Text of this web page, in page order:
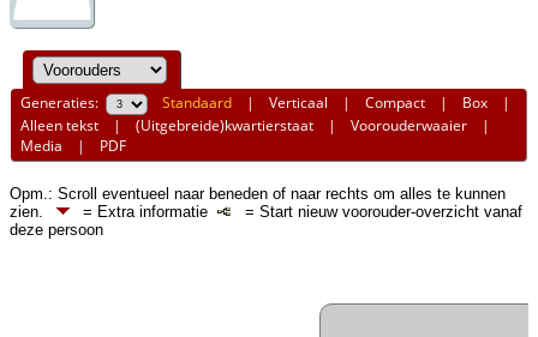
Generaties: Standaard |Verticaal |Compact | Box |
Alleen tekst |(Uitgebreide)kwartierstaat |Voorouderwaaier |
Media | PDF
Opm.: Scroll eventueel naar beneden of naar rechts om alles te kunnen
zien.
= Extra informatie
= Start nieuw voorouder-overzicht vanaf
deze persoon